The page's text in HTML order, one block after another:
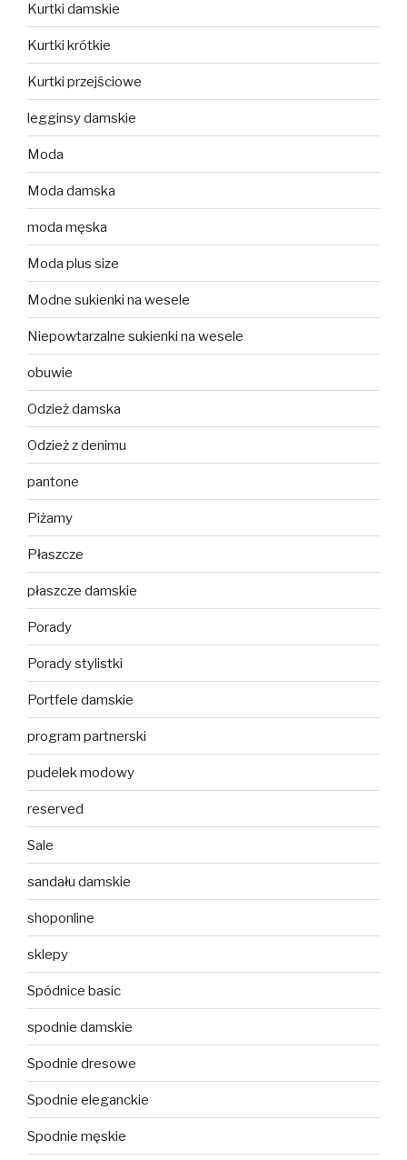
Kurtki damskie
Kurtki krótkie
Kurtki przejściowe
legginsy damskie
Moda
Moda damska
moda męska
Moda plus size
Modne sukienki na wesele
Niepowtarzalne sukienki na wesele
obuwie
Odzież damska
Odzież z denimu
pantone
Piżamy
Płaszcze
płaszcze damskie
Porady
Porady stylistki
Portfele damskie
program partnerski
pudelek modowy
reserved
Sale
sandału damskie
shoponline
sklepy
Spódnice basic
spodnie damskie
Spodnie dresowe
Spodnie eleganckie
Spodnie męskie